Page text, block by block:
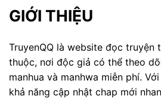
GIỚI THIỆU
TruyenQQ là website đọc truyện
thuộc, nơi độc giả có thể theo
manhua và manhwa miễn phí.
khả năng cập nhật chap mới